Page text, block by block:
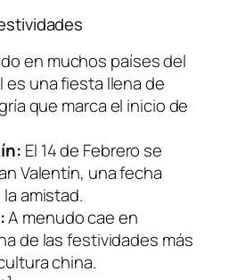
en muchos países del
es una fiesta llena de
que marca el inicio de
El 14 de Febrero se
Valentín, una fecha
amistad.
A menudo cae en
de las festividades más
china.